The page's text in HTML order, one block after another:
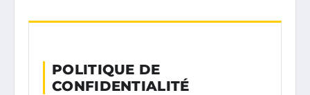
POLITIQUE DE
CONFIDENTIALITÉ